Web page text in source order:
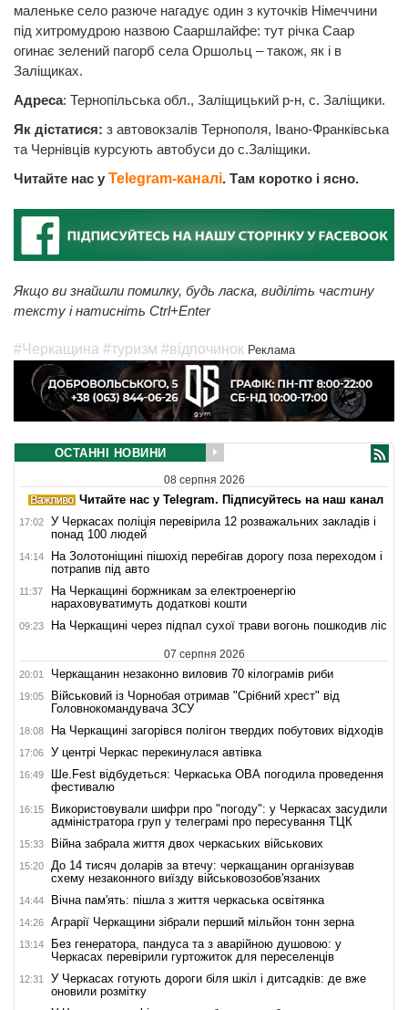
маленьке село разюче нагадує один з куточків Німеччини
під хитромудрою назвою Сааршлайфе: тут річка Саар
огинає зелений пагорб села Оршольц – також, як і в
Заліщиках.
Адреса: Тернопільська обл., Заліщицький р-н, с. Заліщики.
Як дістатися: з автовокзалів Тернополя, Івано-Франківська
та Чернівців курсують автобуси до с.Заліщики.
Читайте нас у Telegram-каналі. Там коротко і ясно.
Якщо ви знайшли помилку, будь ласка, виділіть частину
тексту і натисніть Ctrl+Enter
#Черкащина #туризм #відпочинок Реклама
ОСТАННІ НОВИНИ
08 серпня 2026
Читайте нас у Telegram. Підписуйтесь на наш канал
17:02
У Черкасах поліція перевірила 12 розважальних закладів і
понад 100 людей
14:14
На Золотоніщині пішохід перебігав дорогу поза переходом і
потрапив під авто
11:37
На Черкащині боржникам за електроенергію
нараховуватимуть додаткові кошти
09:23 На Черкащині через підпал сухої трави вогонь пошкодив ліс
07 серпня 2026
20:01 Черкащанин незаконно виловив 70 кілограмів риби
19:05
Військовий із Чорнобая отримав "Срібний хрест" від
Головнокомандувача ЗСУ
18:08 На Черкащині загорівся полігон твердих побутових відходів
17:06 У центрі Черкас перекинулася автівка
16:49
Ше.Fest відбудеться: Черкаська ОВА погодила проведення
фестивалю
16:15
Використовували шифри про "погоду": у Черкасах засудили
адміністратора груп у телеграмі про пересування ТЦК
15:33 Війна забрала життя двох черкаських військових
15:20
До 14 тисяч доларів за втечу: черкащанин організував
схему незаконного виїзду військовозобов'язаних
14:44 Вічна пам'ять: пішла з життя черкаська освітянка
14:26 Аграрії Черкащини зібрали перший мільйон тонн зерна
13:14
Без генератора, пандуса та з аварійною душовою: у
Черкасах перевірили гуртожиток для переселенців
12:31
У Черкасах готують дороги біля шкіл і дитсадків: де вже
оновили розмітку